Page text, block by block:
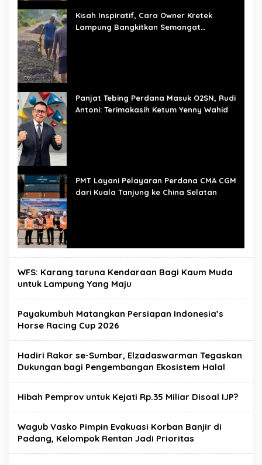
Kisah Inspiratif, Cara Owner Kretek
Lampung Bangkitkan Semangat
Panjat Tebing Perdana Masuk O2SN, Rudi
Antoni: Terimakasih Ketum Yenny Wahid
PMT Layani Pelayaran Perdana CMA CGM
dari Kuala Tanjung ke China Selatan
WFS: Karang taruna Kendaraan Bagi Kaum Muda
untuk Lampung Yang Maju
Payakumbuh Matangkan Persiapan Indonesia’s
Horse Racing Cup 2026
Hadiri Rakor se-Sumbar, Elzadaswarman Tegaskan
Dukungan bagi Pengembangan Ekosistem Halal
Hibah Pemprov untuk Kejati Rp.35 Miliar Disoal IJP?
Wagub Vasko Pimpin Evakuasi Korban Banjir di
Padang, Kelompok Rentan Jadi Prioritas